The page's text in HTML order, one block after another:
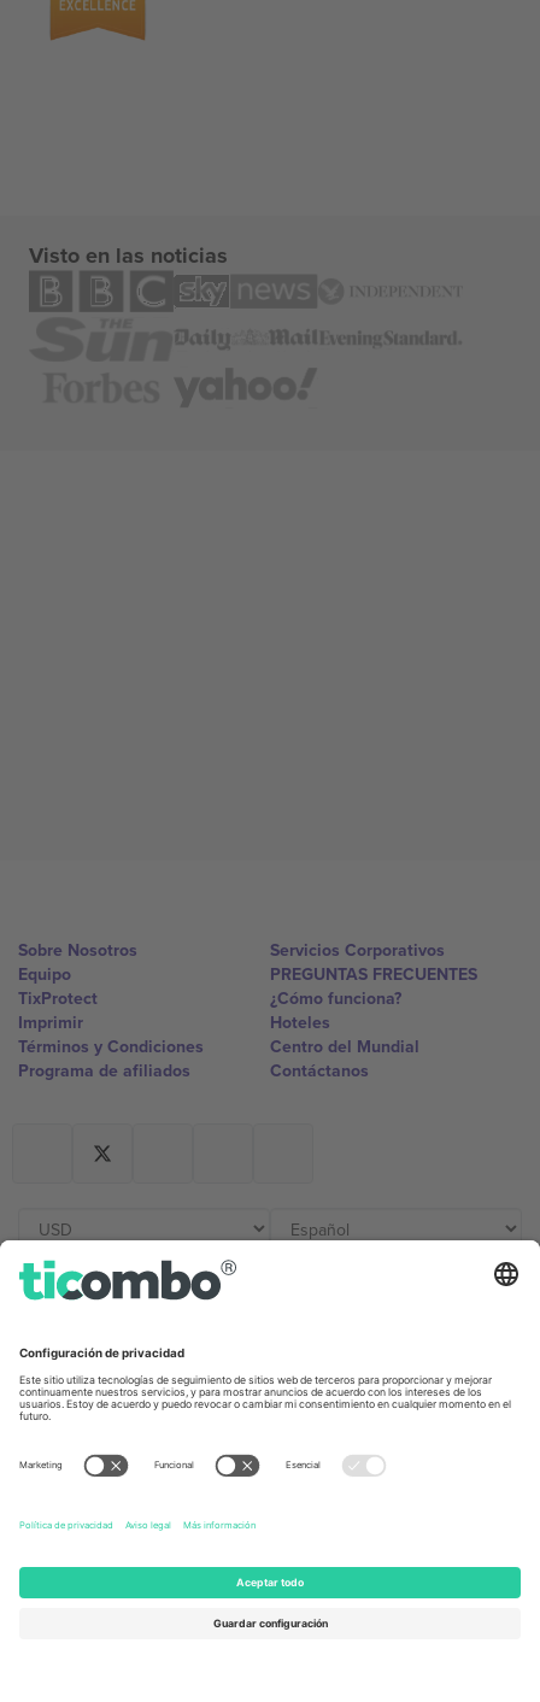
Visto en las noticias
Sobre Nosotros
Equipo
TixProtect
Imprimir
Términos y Condiciones
Programa de afiliados
Servicios Corporativos
PREGUNTAS FRECUENTES
¿Cómo funciona?
Hoteles
Centro del Mundial
Contáctanos
Unter den Linden 24, 10117
Berlin, Germany
167 City Road, London, Greater
131 Continental Dr, Suite 305,
Newark, Delaware 19713, United
Engelberg, Switzerland